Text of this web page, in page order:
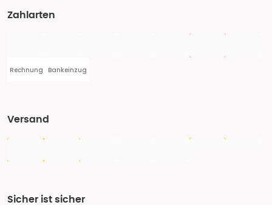
Zahlarten
Rechnung Bankeinzug
Versand
Sicher ist sicher